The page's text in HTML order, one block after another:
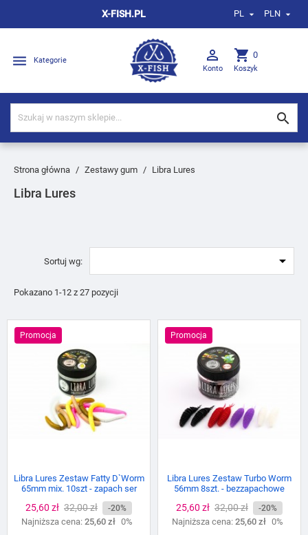
X-FISH.PL PL  PLN 
 Kategorie 
Konto
shopping_cart 0
Koszyk

Strona główna Zestawy gum Libra Lures
Libra Lures
Sortuj wg: 
Pokazano 1-12 z 27 pozycji
Promocja
Libra Lures Zestaw Fatty D`Worm
65mm mix. 10szt - zapach ser
Cena
25,60 zł Cena
podstawowa
32,00 zł -20%
Najniższa cena: 25,60 zł 0%
Promocja
Libra Lures Zestaw Turbo Worm
56mm 8szt. - bezzapachowe
Cena
25,60 zł Cena
podstawowa
32,00 zł -20%
Najniższa cena: 25,60 zł 0%